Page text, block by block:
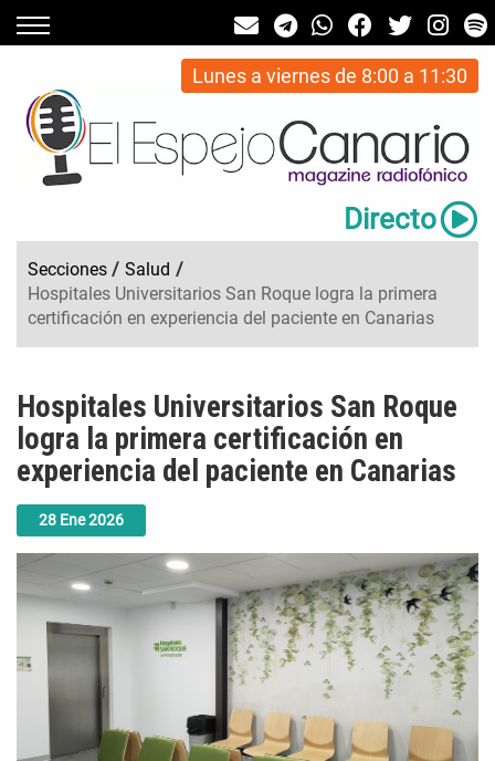
Lunes a viernes de 8:00 a 11:30
Directo
Secciones / Salud /
Hospitales Universitarios San Roque logra la primera
certificación en experiencia del paciente en Canarias
28 Ene2026
Hospitales Universitarios San Roque
logra la primera certificación en
experiencia del paciente en Canarias